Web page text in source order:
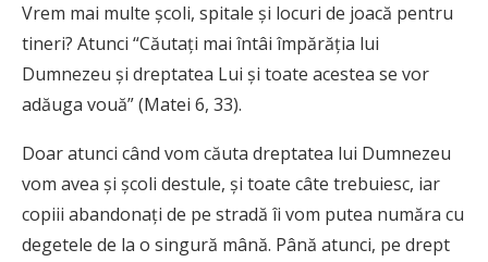
Vrem mai multe şcoli, spitale şi locuri de joacă pentru
tineri? Atunci “Căutaţi mai întâi împărăţia lui
Dumnezeu şi dreptatea Lui şi toate acestea se vor
adăuga vouă” (Matei 6, 33).
Doar atunci când vom căuta dreptatea lui Dumnezeu
vom avea şi şcoli destule, şi toate câte trebuiesc, iar
copiii abandonaţi de pe stradă îi vom putea număra cu
degetele de la o singură mână. Până atunci, pe drept